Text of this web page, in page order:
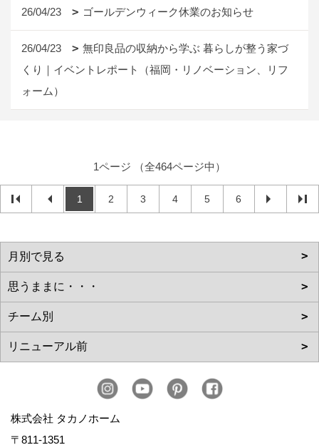
26/04/23 ゴールデンウィーク休業のお知らせ
26/04/23
無印良品の収納から学ぶ 暮らしが整う家づ
くり｜イベントレポート（福岡・リノベーション、リフ
ォーム）
1ページ （全464ページ中）
1 2 3 4 5 6
株式会社 タカノホーム
〒811-1351